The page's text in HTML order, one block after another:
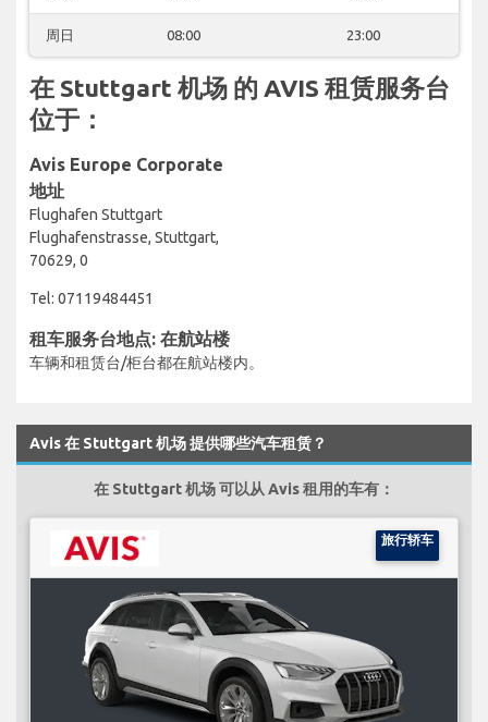
周日 08:00 23:00
在 Stuttgart 机场 的 AVIS 租赁服务台
位于：
Avis Europe Corporate
地址
Flughafen Stuttgart
Flughafenstrasse, Stuttgart,
70629, 0
Tel: 07119484451
租车服务台地点: 在航站楼
车辆和租赁台/柜台都在航站楼内。
Avis 在 Stuttgart 机场 提供哪些汽车租赁？
在 Stuttgart 机场 可以从 Avis 租用的车有：
旅行轿车